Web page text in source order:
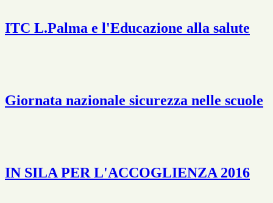
ITC L.Palma e l'Educazione alla salute
Giornata nazionale sicurezza nelle scuole
IN SILA PER L'ACCOGLIENZA 2016